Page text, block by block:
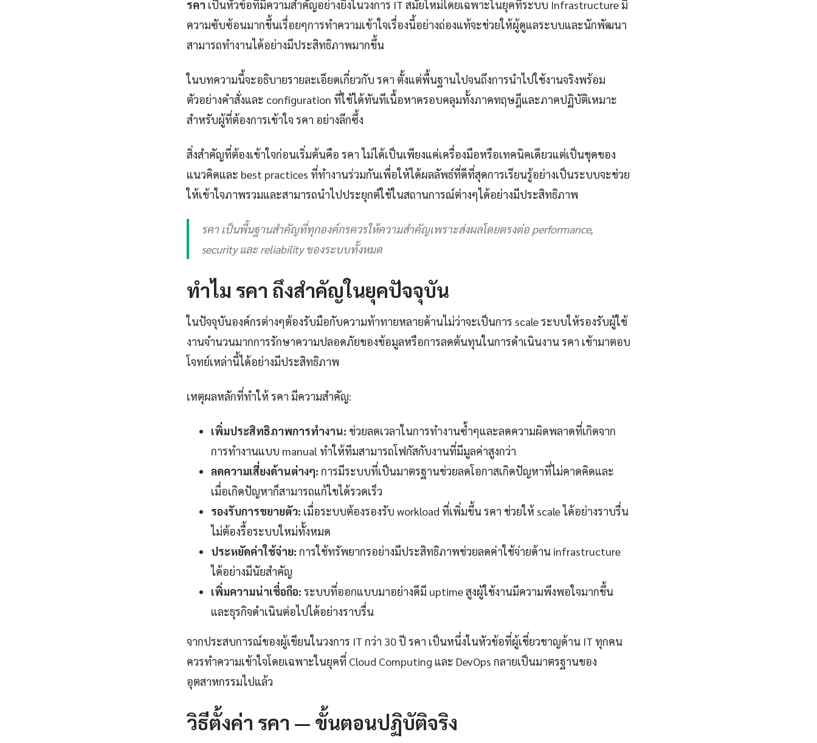
รคา เป็นหัวข้อที่มีความสำคัญอย่างยิ่งในวงการ IT สมัยใหม่โดยเฉพาะในยุคที่ระบบ Infrastructure มี
ความซับซ้อนมากขึ้นเรื่อยๆการทำความเข้าใจเรื่องนี้อย่างถ่องแท้จะช่วยให้ผู้ดูแลระบบและนักพัฒนา
สามารถทำงานได้อย่างมีประสิทธิภาพมากขึ้น
ในบทความนี้จะอธิบายรายละเอียดเกี่ยวกับ รคา ตั้งแต่พื้นฐานไปจนถึงการนำไปใช้งานจริงพร้อม
ตัวอย่างคำสั่งและ configuration ที่ใช้ได้ทันทีเนื้อหาครอบคลุมทั้งภาคทฤษฎีและภาคปฏิบัติเหมาะ
สำหรับผู้ที่ต้องการเข้าใจ รคา อย่างลึกซึ้ง
สิ่งสำคัญที่ต้องเข้าใจก่อนเริ่มต้นคือ รคา ไม่ได้เป็นเพียงแค่เครื่องมือหรือเทคนิคเดียวแต่เป็นชุดของ
แนวคิดและ best practices ที่ทำงานร่วมกันเพื่อให้ได้ผลลัพธ์ที่ดีที่สุดการเรียนรู้อย่างเป็นระบบจะช่วย
ให้เข้าใจภาพรวมและสามารถนำไปประยุกต์ใช้ในสถานการณ์ต่างๆได้อย่างมีประสิทธิภาพ
รคา เป็นพื้นฐานสำคัญที่ทุกองค์กรควรให้ความสำคัญเพราะส่งผลโดยตรงต่อ performance,
security และ reliability ของระบบทั้งหมด
ทำไม รคา ถึงสำคัญในยุคปัจจุบัน
ในปัจจุบันองค์กรต่างๆต้องรับมือกับความท้าทายหลายด้านไม่ว่าจะเป็นการ scale ระบบให้รองรับผู้ใช้
งานจำนวนมากการรักษาความปลอดภัยของข้อมูลหรือการลดต้นทุนในการดำเนินงาน รคา เข้ามาตอบ
โจทย์เหล่านี้ได้อย่างมีประสิทธิภาพ
เหตุผลหลักที่ทำให้ รคา มีความสำคัญ:
เพิ่มประสิทธิภาพการทำงาน: ช่วยลดเวลาในการทำงานซ้ำๆและลดความผิดพลาดที่เกิดจาก
การทำงานแบบ manual ทำให้ทีมสามารถโฟกัสกับงานที่มีมูลค่าสูงกว่า
ลดความเสี่ยงด้านต่างๆ: การมีระบบที่เป็นมาตรฐานช่วยลดโอกาสเกิดปัญหาที่ไม่คาดคิดและ
เมื่อเกิดปัญหาก็สามารถแก้ไขได้รวดเร็ว
รองรับการขยายตัว: เมื่อระบบต้องรองรับ workload ที่เพิ่มขึ้น รคา ช่วยให้ scale ได้อย่างราบรื่น
ไม่ต้องรื้อระบบใหม่ทั้งหมด
ประหยัดค่าใช้จ่าย: การใช้ทรัพยากรอย่างมีประสิทธิภาพช่วยลดค่าใช้จ่ายด้าน infrastructure
ได้อย่างมีนัยสำคัญ
เพิ่มความน่าเชื่อถือ: ระบบที่ออกแบบมาอย่างดีมี uptime สูงผู้ใช้งานมีความพึงพอใจมากขึ้น
และธุรกิจดำเนินต่อไปได้อย่างราบรื่น
จากประสบการณ์ของผู้เขียนในวงการ IT กว่า 30 ปี รคา เป็นหนึ่งในหัวข้อที่ผู้เชี่ยวชาญด้าน IT ทุกคน
ควรทำความเข้าใจโดยเฉพาะในยุคที่ Cloud Computing และ DevOps กลายเป็นมาตรฐานของ
อุตสาหกรรมไปแล้ว
วิธีตั้งค่า รคา — ขั้นตอนปฏิบัติจริง